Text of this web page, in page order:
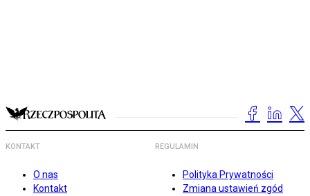
KONTAKT
O nas
Kontakt
REGULAMIN
Polityka Prywatności
Zmiana ustawień zgód